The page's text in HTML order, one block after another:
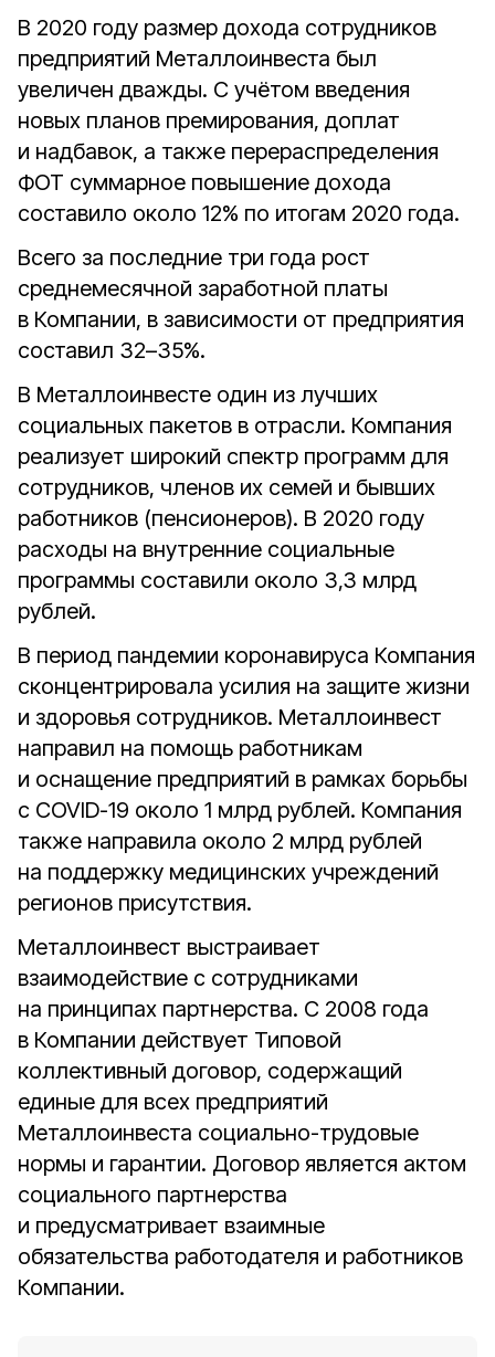
В 2020 году размер дохода сотрудников
предприятий Металлоинвеста был
увеличен дважды. С учётом введения
новых планов премирования, доплат
и надбавок, а также перераспределения
ФОТ суммарное повышение дохода
составило около 12% по итогам 2020 года.
Всего за последние три года рост
среднемесячной заработной платы
в Компании, в зависимости от предприятия
составил 32–35%.
В Металлоинвесте один из лучших
социальных пакетов в отрасли. Компания
реализует широкий спектр программ для
сотрудников, членов их семей и бывших
работников (пенсионеров). В 2020 году
расходы на внутренние социальные
программы составили около 3,3 млрд
рублей.
В период пандемии коронавируса Компания
сконцентрировала усилия на защите жизни
и здоровья сотрудников. Металлоинвест
направил на помощь работникам
и оснащение предприятий в рамках борьбы
с COVID-19 около 1 млрд рублей. Компания
также направила около 2 млрд рублей
на поддержку медицинских учреждений
регионов присутствия.
Металлоинвест выстраивает
взаимодействие с сотрудниками
на принципах партнерства. С 2008 года
в Компании действует Типовой
коллективный договор, содержащий
единые для всех предприятий
Металлоинвеста социально-трудовые
нормы и гарантии. Договор является актом
социального партнерства
и предусматривает взаимные
обязательства работодателя и работников
Компании.